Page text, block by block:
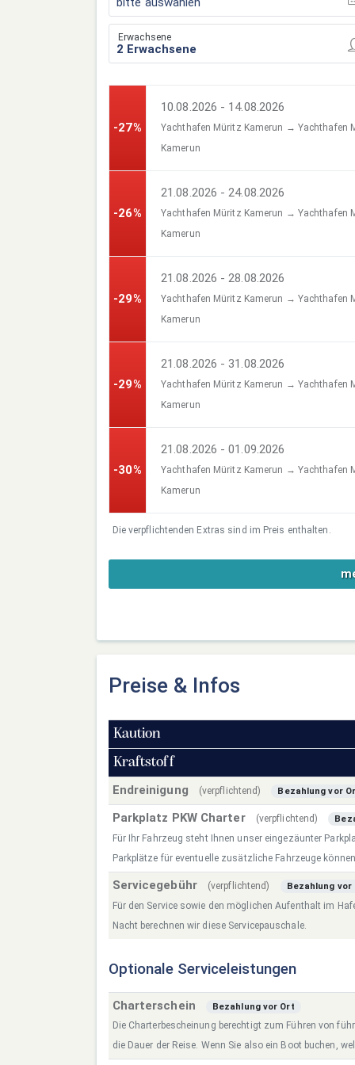
Erwachsene
-27%
10.08.2026 - 14.08.2026
Yachthafen Müritz Kamerun → Yachthafen
Kamerun
-26%
21.08.2026 - 24.08.2026
Yachthafen Müritz Kamerun → Yachthafen
Kamerun
-29%
21.08.2026 - 28.08.2026
Yachthafen Müritz Kamerun → Yachthafen
Kamerun
-29%
21.08.2026 - 31.08.2026
Yachthafen Müritz Kamerun → Yachthafen
Kamerun
-30%
21.08.2026 - 01.09.2026
Yachthafen Müritz Kamerun → Yachthafen
Kamerun
Die verpflichtenden Extras sind im Preis enthalten.
Preise & Infos
Kaution
Kraftstoff
Endreinigung
(verpflichtend) Bezahlung vor
Parkplatz PKW Charter
(verpflichtend)
Für Ihr Fahrzeug steht Ihnen unser eingezäunter
Parkplätze für eventuelle zusätzliche Fahrzeuge
Servicegebühr (verpflichtend) Bezahlung vor
Für den Service sowie den möglichen Aufenthalt im
Nacht berechnen wir diese Servicepauschale.
Optionale Serviceleistungen
Charterschein Bezahlung vor Ort
Die Charterbescheinung berechtigt zum Führen von
die Dauer der Reise. Wenn Sie also ein Boot buchen,